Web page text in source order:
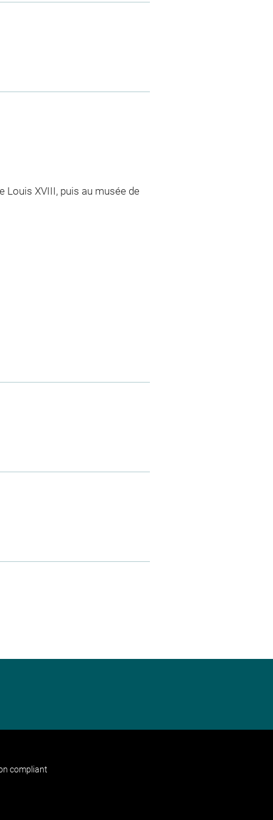
Louis XVIII, puis au musée de
compliant